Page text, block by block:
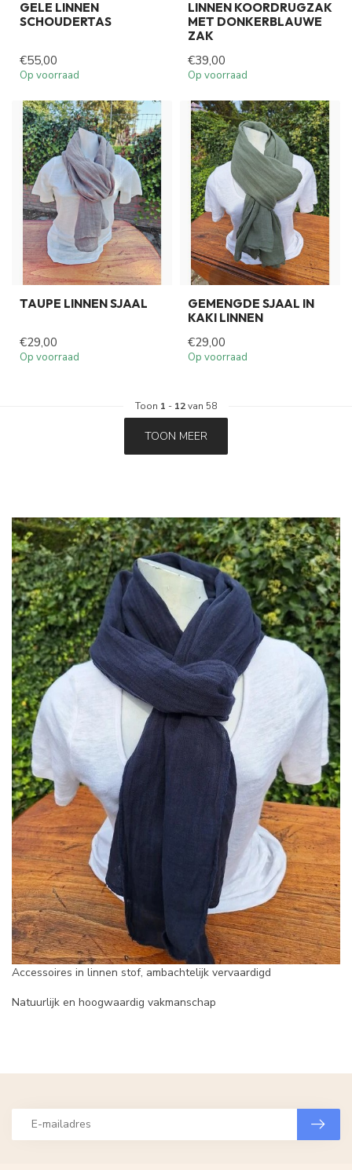
GELE LINNEN
SCHOUDERTAS
€55,00
Op voorraad
LINNEN KOORDRUGZAK
MET DONKERBLAUWE
ZAK
€39,00
Op voorraad
TAUPE LINNEN SJAAL
€29,00
Op voorraad
GEMENGDE SJAAL IN
KAKI LINNEN
€29,00
Op voorraad
Toon 1 - 12van 58
TOON MEER
Accessoires in linnen stof, ambachtelijk vervaardigd
Natuurlijk en hoogwaardig vakmanschap